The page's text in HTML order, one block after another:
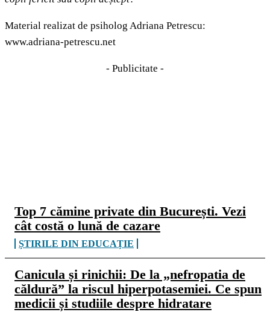
Top 7 cămine private din București. Vezi
cât costă o lună de cazare
ȘTIRILE DIN EDUCAȚIE
Canicula și rinichii: De la „nefropatia de
căldură” la riscul hiperpotasemiei. Ce spun
medicii și studiile despre hidratare
Material realizat de psiholog Adriana Petrescu:
www.adriana-petrescu.net
- Publicitate -